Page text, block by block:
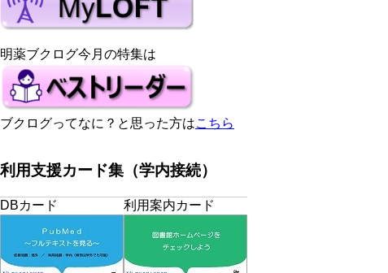
明薬ブクログ今月の特集は
ブクログってなに？と思った方はこちら
利用支援カード集（学内接続）
DBカード 利用案内カード